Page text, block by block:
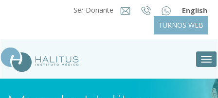
Ser Donante
English
TURNOS WEB